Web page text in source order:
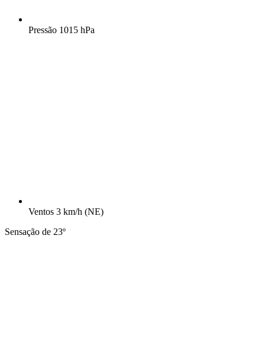
Pressão 1015 hPa
Ventos 3 km/h (NE)
Sensação de 23º